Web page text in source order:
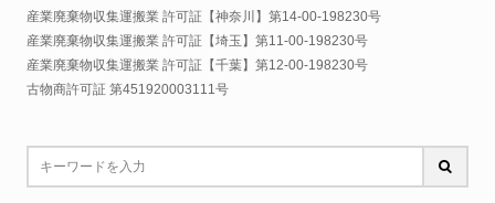
産業廃棄物収集運搬業 許可証【神奈川】 第14-00-198230号
産業廃棄物収集運搬業 許可証【埼玉】 第11-00-198230号
産業廃棄物収集運搬業 許可証【千葉】 第12-00-198230号
古物商許可証 第451920003111号